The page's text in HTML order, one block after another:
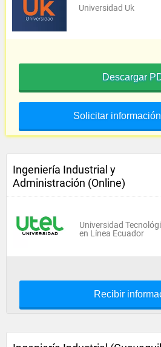
Universidad Uk
Descargar
Solicitar información
Ingeniería Industrial y
Administración (Online)
Universidad
en Línea Ecuador
Recibir